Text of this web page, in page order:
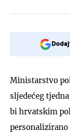
Ministarstvo
sljedećeg
bi hrvatskim